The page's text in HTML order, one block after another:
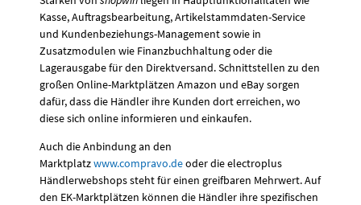
Kasse, Auftragsbearbeitung, Artikelstammdaten-Service
und Kundenbeziehungs-Management sowie in
Zusatzmodulen wie Finanzbuchhaltung oder die
Lagerausgabe für den Direktversand. Schnittstellen zu den
großen Online-Marktplätzen Amazon und eBay sorgen
dafür, dass die Händler ihre Kunden dort erreichen, wo
diese sich online informieren und einkaufen.
Auch die Anbindung an den
Marktplatzwww.compravo.deoder die electroplus
Händlerwebshops steht für einen greifbaren Mehrwert. Auf
den EK-Marktplätzen können die Händler ihre spezifischen